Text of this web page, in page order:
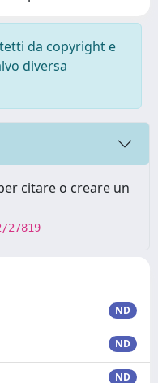
da copyright e
diversa
citare o creare un
ND
ND
ND